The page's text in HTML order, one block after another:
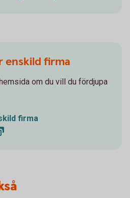
enskild firma
om du vill du fördjupa
firma